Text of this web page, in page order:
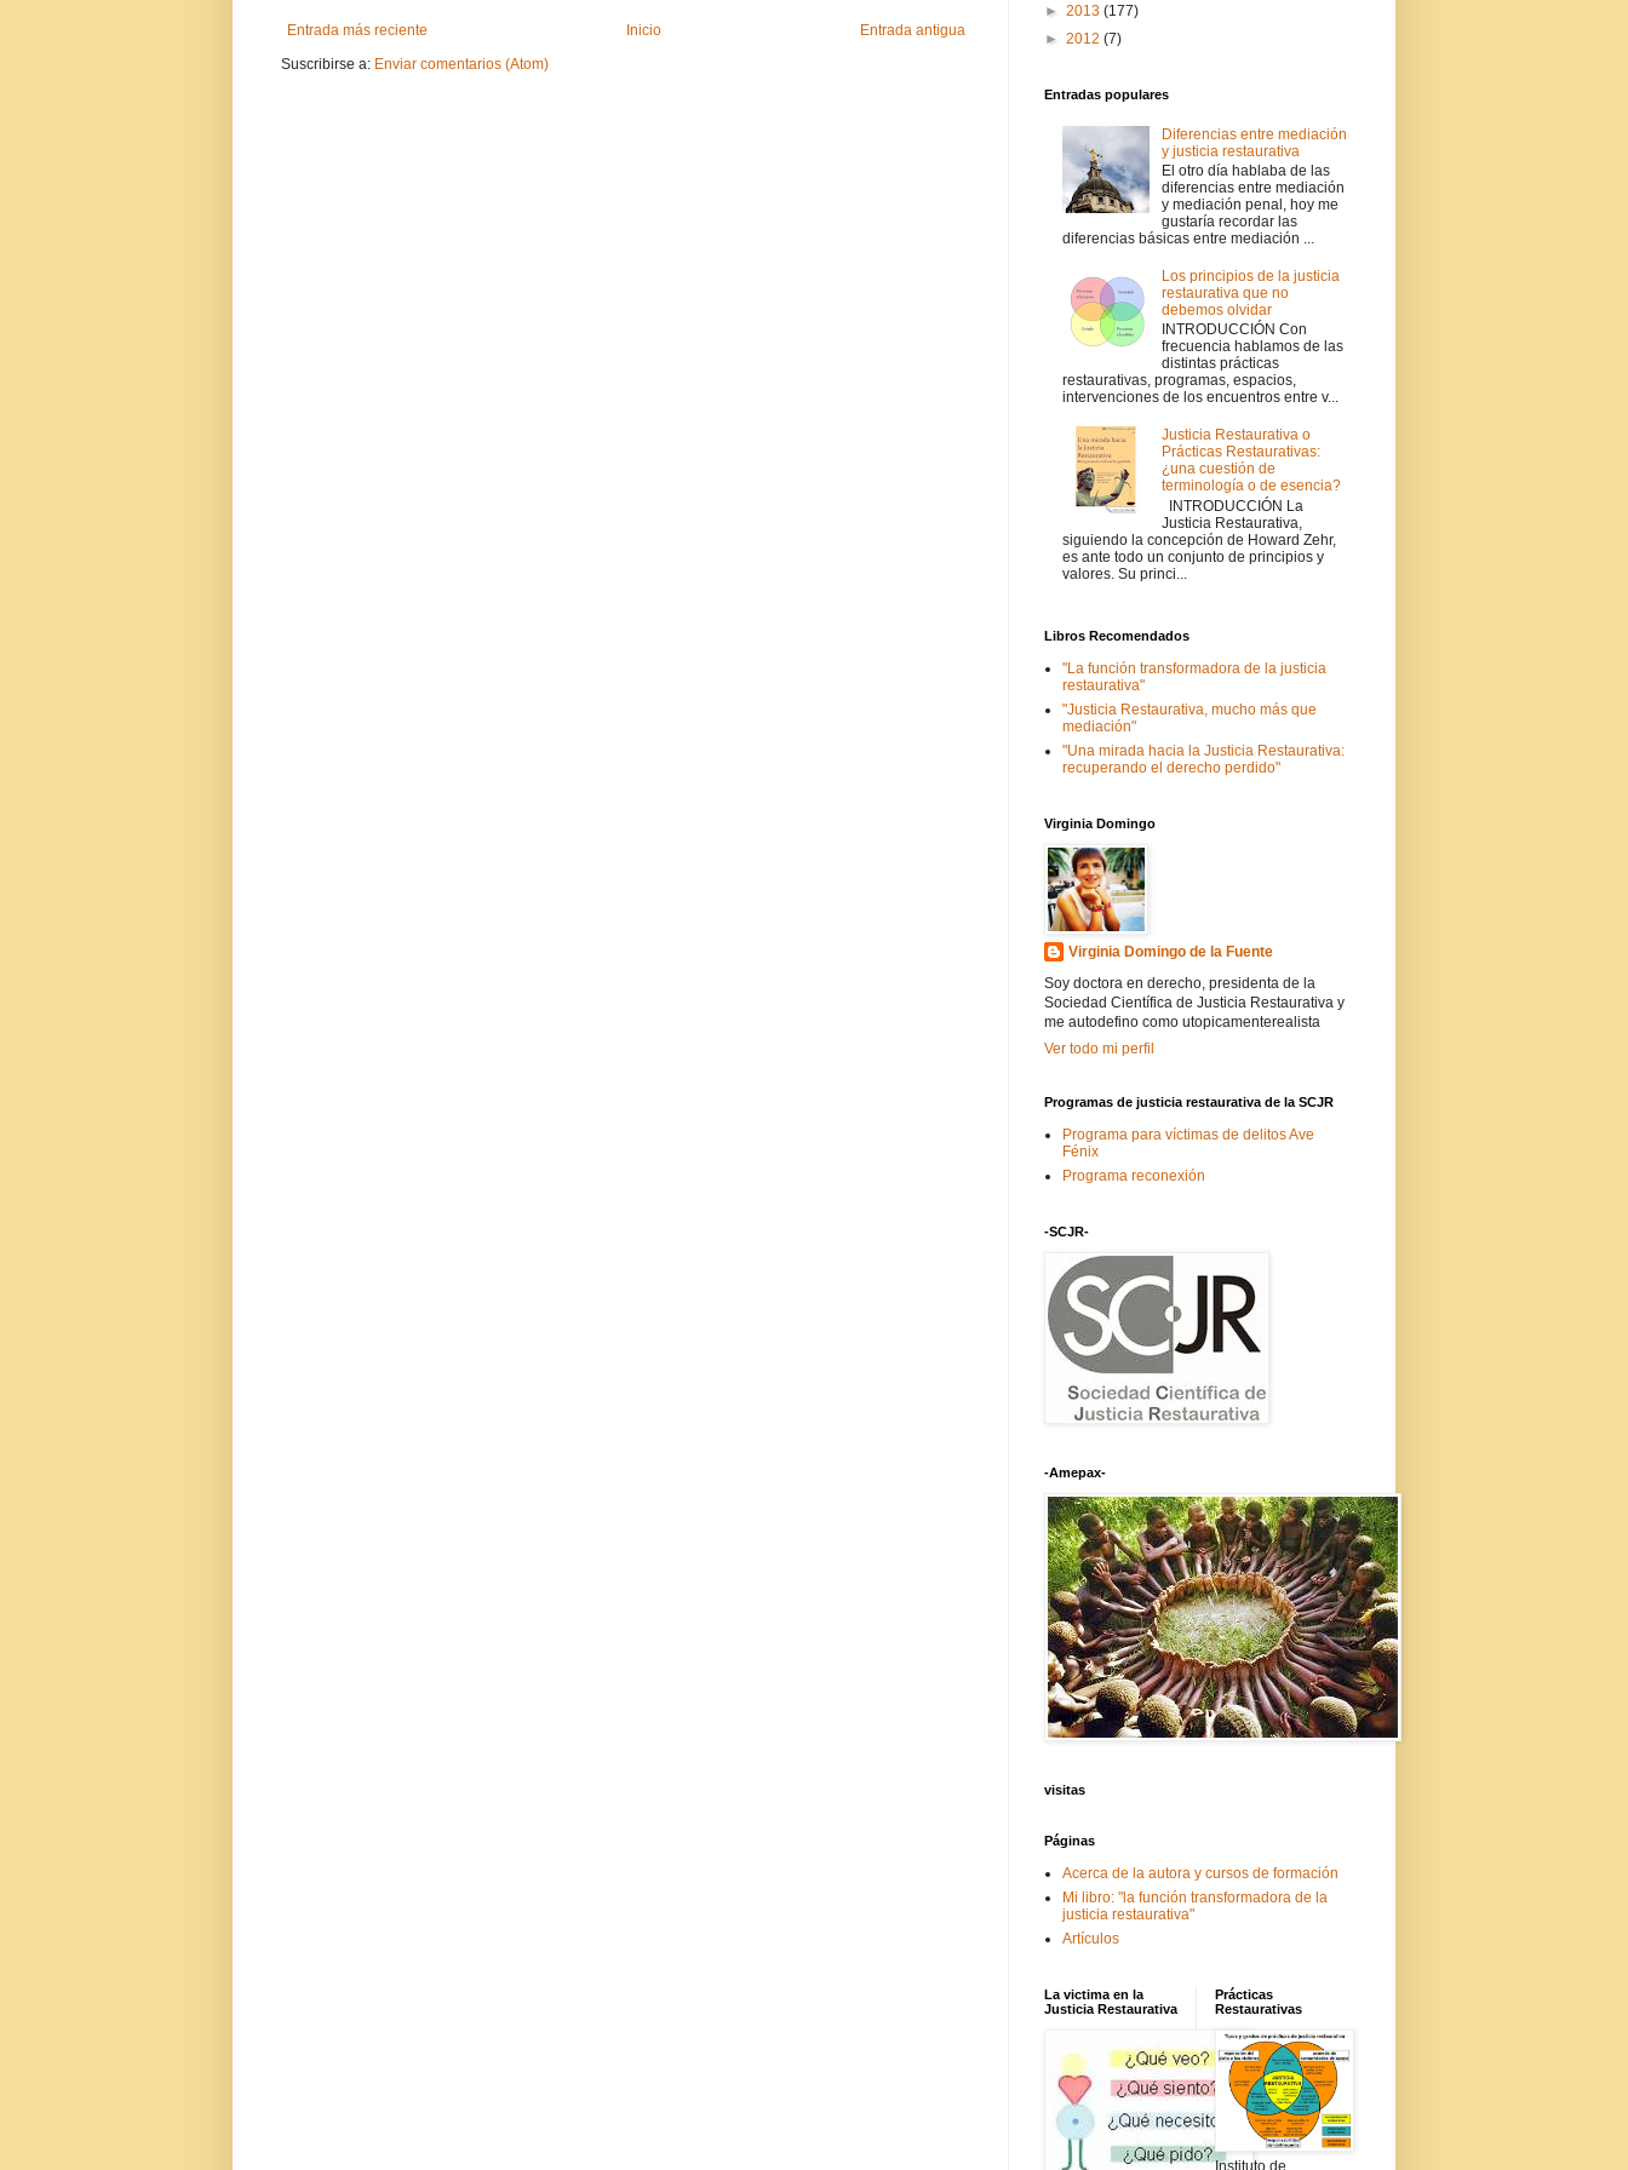
Entrada más reciente Entrada antigua
Inicio
Suscribirse a: Enviar comentarios (Atom)
► 2013 (177)
► 2012 (7)
Entradas populares
Diferencias entre mediación
y justicia restaurativa
El otro día hablaba de las
diferencias entre mediación
y mediación penal, hoy me
gustaría recordar las
diferencias básicas entre mediación ...
Los principios de la justicia
restaurativa que no
debemos olvidar
INTRODUCCIÓN Con
frecuencia hablamos de las
distintas prácticas
restaurativas, programas, espacios,
intervenciones de los encuentros entre v...
Justicia Restaurativa o
Prácticas Restaurativas:
¿una cuestión de
terminología o de esencia?
INTRODUCCIÓN La
Justicia Restaurativa,
siguiendo la concepción de Howard Zehr,
es ante todo un conjunto de principios y
valores. Su princi...
Libros Recomendados
"La función transformadora de la justicia
restaurativa"
"Justicia Restaurativa, mucho más que
mediación"
"Una mirada hacia la Justicia Restaurativa:
recuperando el derecho perdido"
Virginia Domingo
Virginia Domingo de la Fuente
Soy doctora en derecho, presidenta de la
Sociedad Científica de Justicia Restaurativa y
me autodefino como utopicamenterealista
Ver todo mi perfil
Programas de justicia restaurativa de la SCJR
Programa para víctimas de delitos Ave
Fénix
Programa reconexión
-SCJR-
-Amepax-
visitas
Páginas
Acerca de la autora y cursos de formación
Mi libro: "la función transformadora de la
justicia restaurativa"
Artículos
La victima en la
Justicia Restaurativa
Prácticas
Restaurativas
Instituto de